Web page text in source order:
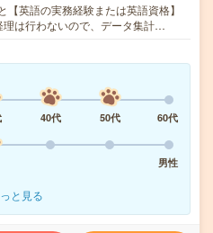
【英語の実務経験または英語資格】
理は行わないので、データ集計…
40代 50代
60代
男性
と見る